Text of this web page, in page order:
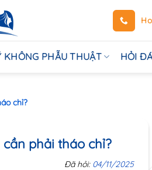
KHÔNG PHẪU THUẬT HỎI
chỉ?
phải tháo chỉ?
Đã hỏi: 04/11/2025